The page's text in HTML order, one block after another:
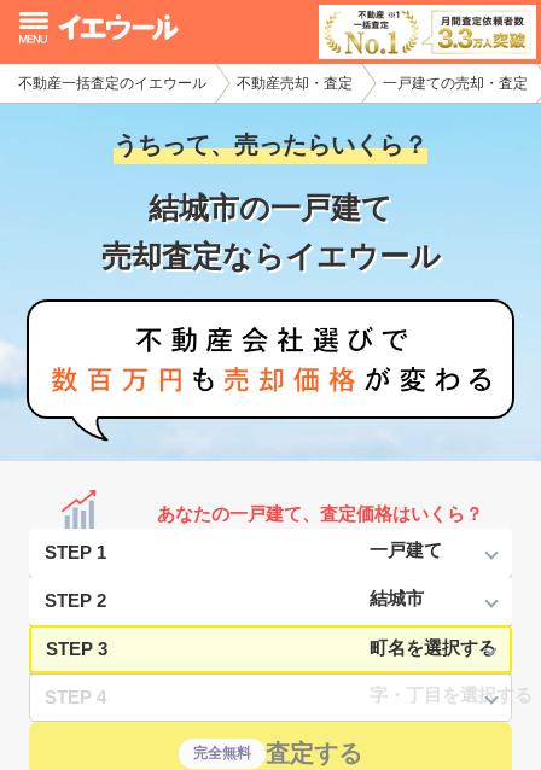
不動産一括査定のイエウール 不動産売却・査定 一戸建ての売却・査定
うちって、売ったらいくら？
結城市の一戸建て
売却査定ならイエウール
あなたの一戸建て、査定価格はいくら？
STEP 1
STEP 2
STEP 3
STEP 4
完全無料 査定する
イエウール加盟希望の不動産会社様
初めての方へ
不動産売却の流れ
不動産の売却・一括査定
家査定シミュレーター
お問い合わせ